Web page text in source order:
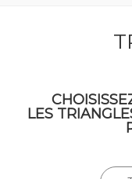
LES